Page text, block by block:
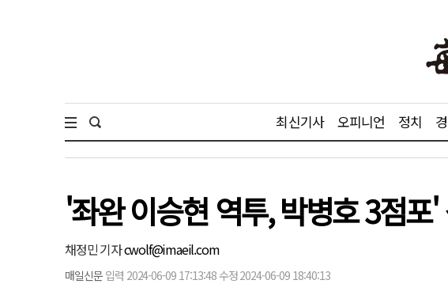
최신기사 오피니언 정치
'좌완 이승현 역투, 박병호 3점
채정민 기자cwolf@imaeil.com
매일신문 입력 2024-06-09 17:13:48 수정 2024-06-09 18:40:13